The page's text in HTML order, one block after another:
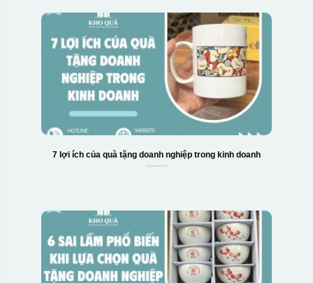
7 lợi ích của quà tặng doanh nghiệp trong kinh doanh